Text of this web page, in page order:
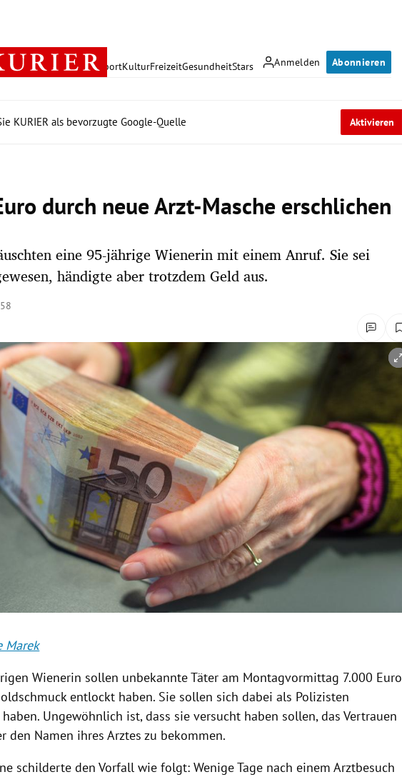
Anmelden Abonnieren
PolitikWirtschaft SportKulturFreizeitGesundheitStars
KURIER als bevorzugte Google-Quelle Aktivieren
durch neue Arzt-Masche erschlichen
eine 95-jährige Wienerin mit einem Anruf. Sie sei
händigte aber trotzdem Geld aus.
öffnen/schließen
Marek
Wienerin sollen unbekannte Täter am Montagvormittag 7.000 Euro
entlockt haben. Sie sollen sich dabei als Polizisten
Ungewöhnlich ist, dass sie versucht haben sollen, das Vertrauen
den Namen ihres Arztes zu bekommen.
schilderte den Vorfall wie folgt: Wenige Tage nach einem Arztbesuch